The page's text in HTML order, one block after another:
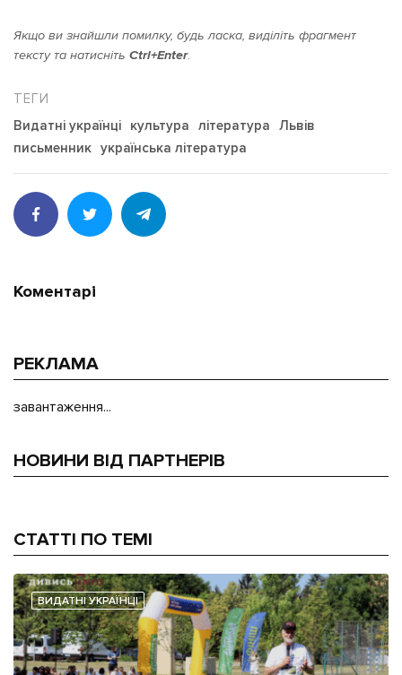
Якщо ви знайшли помилку, будь ласка, виділіть фрагмент
тексту та натисніть Ctrl+Enter.
Видатні українці культура література
Львів
письменник українська література
Коментарі
РЕКЛАМА
завантаження...
НОВИНИ ВІД ПАРТНЕРІВ
СТАТТІ ПО ТЕМІ
ВИДАТНІ УКРАЇНЦІ